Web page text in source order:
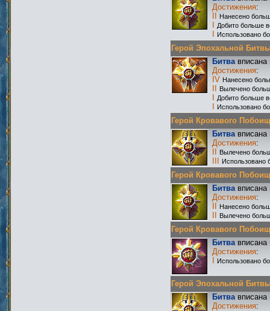
Достижения:
Нанесено
Добито больше
Использовано
Герой Эпохальной
Битвавписана
Достижения:
IV Нанесено
Вылечено
Добито больше
Использовано
Герой Кровавого
Битвавписана
Достижения:
Вылечено
Использовано
Герой Кровавого
Битвавписана
Достижения:
Нанесено
Вылечено
Герой Кровавого
Битвавписана
Достижения:
Использовано
Герой Эпохальной
Битвавписана
Достижения: